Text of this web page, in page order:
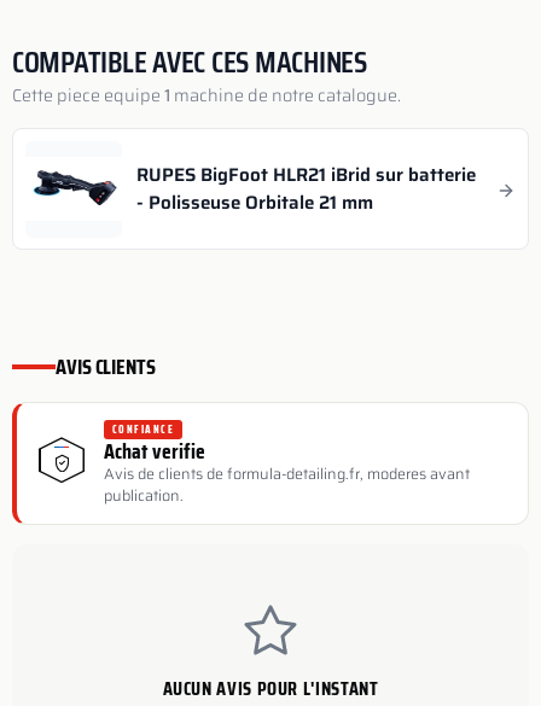
COMPATIBLE AVEC CES MACHINES
Cette piece equipe1 machine de notre catalogue.
RUPES BigFoot HLR21 iBrid sur batterie
- Polisseuse Orbitale 21 mm
AVIS CLIENTS
CONFIANCE
Achat verifie
Avis de clients de formula-detailing.fr, moderes avant
publication.
AUCUN AVIS POUR L'INSTANT